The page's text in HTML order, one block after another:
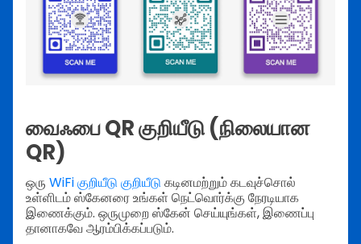
வைஃபை QR குறியீடு (நிலையான
QR)
ஒரு WiFi குறியீடு குறியீடு கடினமற்றும் கடவுச்சொல்
உள்ளிடம் ஸ்கேனரை உங்கள் நெட்வொர்க்கு நேரடியாக
இணைக்கும். ஒருமுறை ஸ்கேன் செய்யுங்கள், இணைப்பு
தானாகவே ஆரம்பிக்கப்படும்.